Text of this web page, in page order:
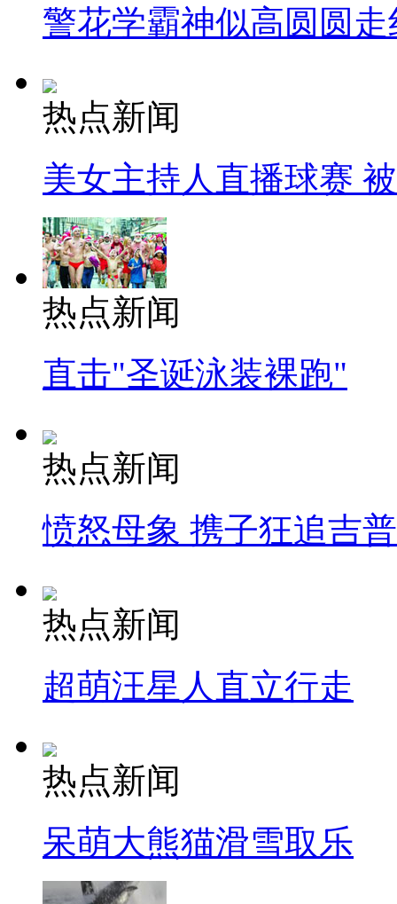
警花学霸神似高圆圆走
热点新闻
美女主持人直播球赛
热点新闻
直击"圣诞泳装裸跑"
热点新闻
愤怒母象 携子狂追吉
热点新闻
超萌汪星人直立行走
热点新闻
呆萌大熊猫滑雪取乐